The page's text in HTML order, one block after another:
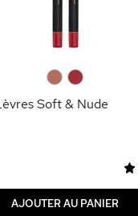
Soft & Nude
AJOUTER AU PANIER